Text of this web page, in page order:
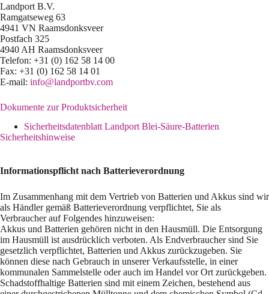
Landport B.V.
Ramgatseweg 63
4941 VN Raamsdonksveer
Postfach 325
4940 AH Raamsdonksveer
Telefon: +31 (0) 162 58 14 00
Fax: +31 (0) 162 58 14 01
E-mail: info@landportbv.com
Dokumente zur Produktsicherheit
Sicherheitsdatenblatt Landport Blei-Säure-Batterien
Sicherheitshinweise
Informationspflicht nach Batterieverordnung
Im Zusammenhang mit dem Vertrieb von Batterien und Akkus sind wir
als Händler gemäß Batterieverordnung verpflichtet, Sie als
Verbraucher auf Folgendes hinzuweisen:
Akkus und Batterien gehören nicht in den Hausmüll. Die Entsorgung
im Hausmüll ist ausdrücklich verboten. Als Endverbraucher sind Sie
gesetzlich verpflichtet, Batterien und Akkus zurückzugeben. Sie
können diese nach Gebrauch in unserer Verkaufsstelle, in einer
kommunalen Sammelstelle oder auch im Handel vor Ort zurückgeben.
Schadstoffhaltige Batterien sind mit einem Zeichen, bestehend aus